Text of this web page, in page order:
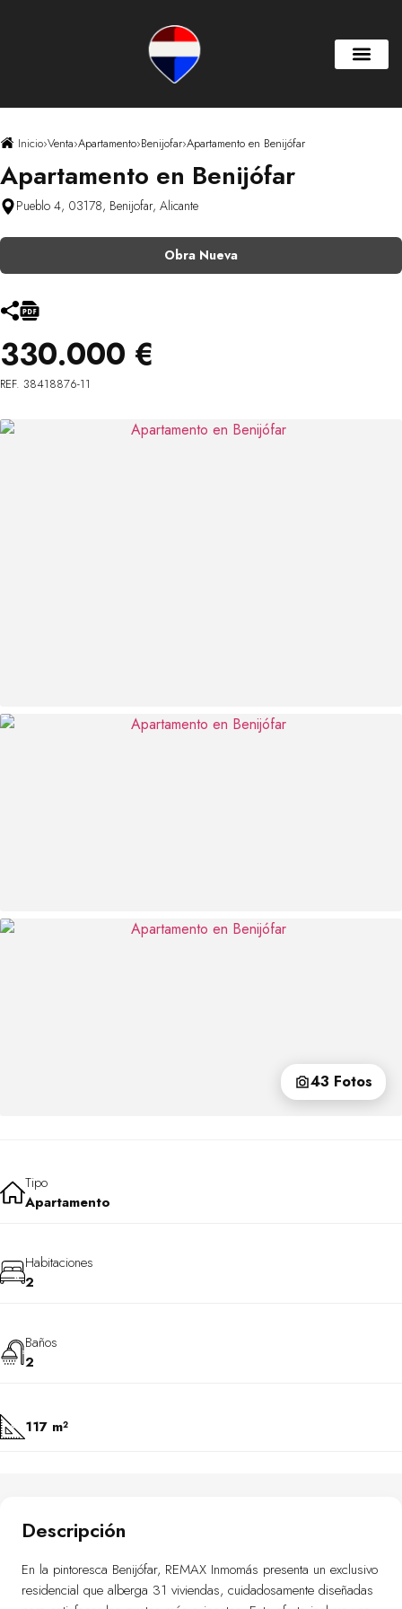
Inicio›Venta›Apartamento›Benijofar›Apartamento en Benijófar
Apartamento en Benijófar
Pueblo 4, 03178, Benijofar, Alicante
Obra Nueva
330.000 €
REF. 38418876-11
43 Fotos
Tipo
Apartamento
Habitaciones
2
Baños
2
117 m²
Descripción
En la pintoresca Benijófar, REMAX Inmomás presenta un exclusivo
residencial que alberga 31 viviendas, cuidadosamente diseñadas